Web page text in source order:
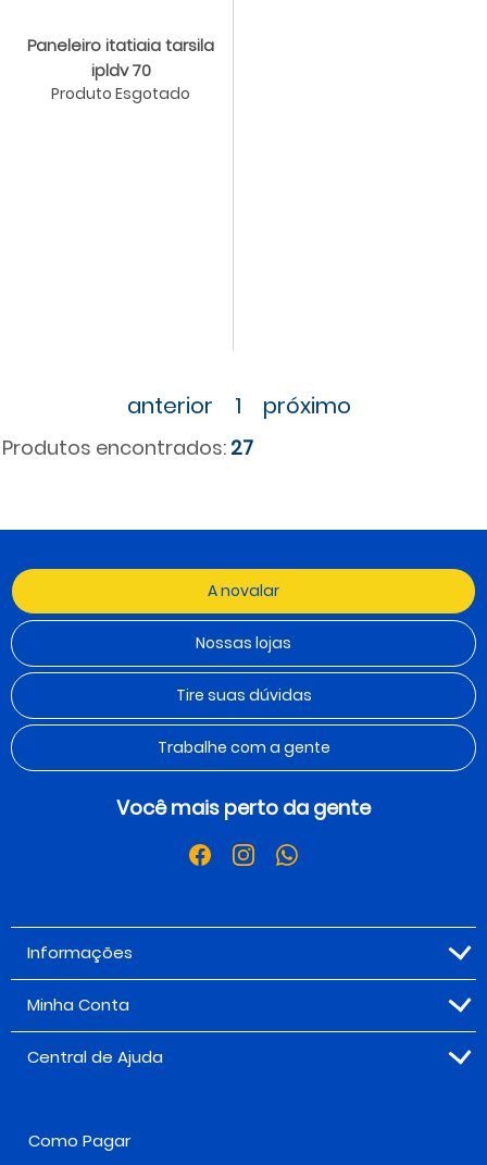
Paneleiro itatiaia tarsila
ipldv 70
Produto Esgotado
anterior 1 próximo
Produtos encontrados: 27
A novalar
Nossas lojas
Tire suas dúvidas
Trabalhe com a gente
Você mais perto da gente
Informações
Minha Conta
Central de Ajuda
Como Pagar